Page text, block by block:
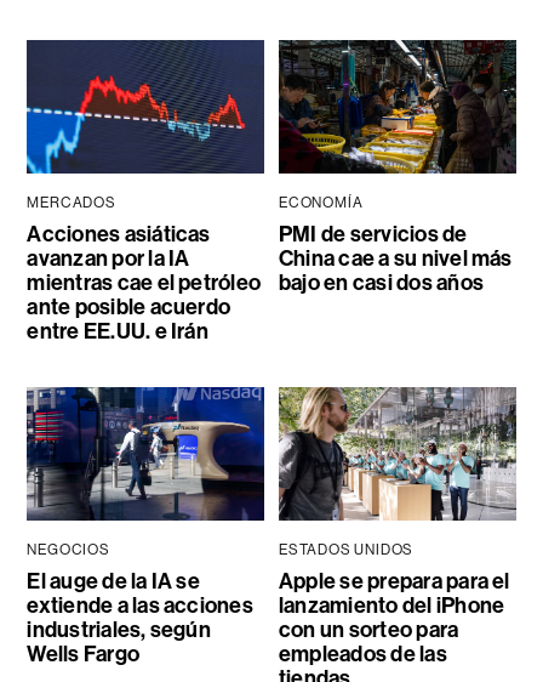
MERCADOS
Acciones asiáticas
avanzan por la IA
mientras cae el petróleo
ante posible acuerdo
entre EE.UU. e Irán
ECONOMÍA
PMI de servicios de
China cae a su nivel más
bajo en casi dos años
NEGOCIOS
El auge de la IA se
extiende a las acciones
industriales, según
Wells Fargo
ESTADOS UNIDOS
Apple se prepara para el
lanzamiento del iPhone
con un sorteo para
empleados de las